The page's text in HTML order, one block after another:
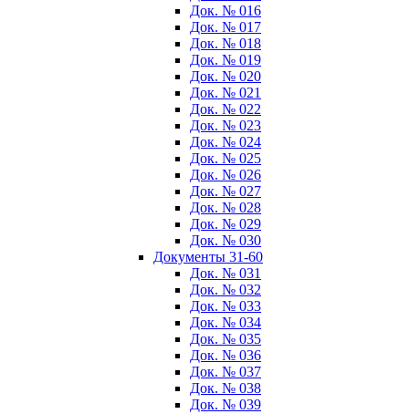
Док. № 016
Док. № 017
Док. № 018
Док. № 019
Док. № 020
Док. № 021
Док. № 022
Док. № 023
Док. № 024
Док. № 025
Док. № 026
Док. № 027
Док. № 028
Док. № 029
Док. № 030
Документы 31-60
Док. № 031
Док. № 032
Док. № 033
Док. № 034
Док. № 035
Док. № 036
Док. № 037
Док. № 038
Док. № 039